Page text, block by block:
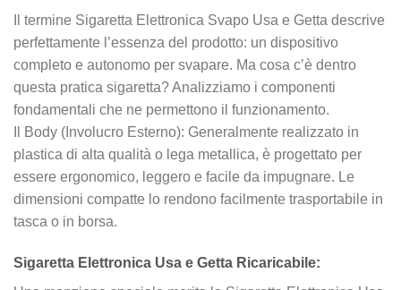
Il termine Sigaretta Elettronica Svapo Usa e Getta descrive
perfettamente l’essenza del prodotto: un dispositivo
completo e autonomo per svapare. Ma cosa c’è dentro
questa pratica sigaretta? Analizziamo i componenti
fondamentali che ne permettono il funzionamento.
Il Body (Involucro Esterno): Generalmente realizzato in
plastica di alta qualità o lega metallica, è progettato per
essere ergonomico, leggero e facile da impugnare. Le
dimensioni compatte lo rendono facilmente trasportabile in
tasca o in borsa.
Sigaretta Elettronica Usa e Getta Ricaricabile: